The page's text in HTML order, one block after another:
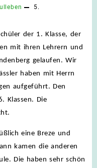
5.
der 1. Klasse, der
mit ihren Lehrern und
gelaufen. Wir
haben mit Herrn
aufgeführt. Den
Klassen. Die
eine Breze und
kamen die anderen
Die haben sehr schön